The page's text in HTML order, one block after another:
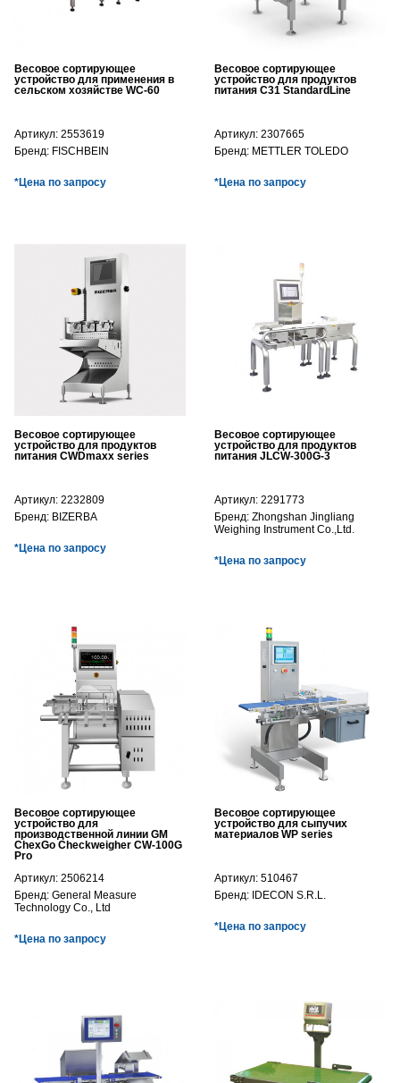
Весовое сортирующее
устройство для применения в
сельском хозяйстве WC-60
Артикул: 2553619
Бренд: FISCHBEIN
*Цена по запросу
Весовое сортирующее
устройство для продуктов
питания C31 StandardLine
Артикул: 2307665
Бренд: METTLER TOLEDO
*Цена по запросу
Весовое сортирующее
устройство для продуктов
питания CWDmaxx series
Артикул: 2232809
Бренд: BIZERBA
*Цена по запросу
Весовое сортирующее
устройство для продуктов
питания JLCW-300G-3
Артикул: 2291773
Бренд: Zhongshan Jingliang
Weighing Instrument Co.,Ltd.
*Цена по запросу
Весовое сортирующее
устройство для
производственной линии GM
ChexGo Checkweigher CW-100G
Pro
Артикул: 2506214
Бренд: General Measure
Technology Co., Ltd
*Цена по запросу
Весовое сортирующее
устройство для сыпучих
материалов WP series
Артикул: 510467
Бренд: IDECON S.R.L.
*Цена по запросу